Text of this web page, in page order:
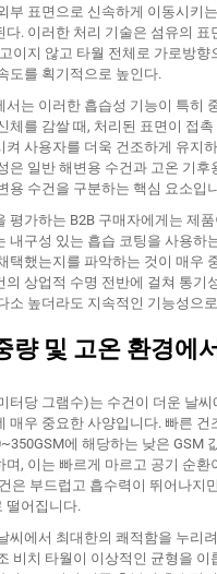
부 표면으로 신속하게 이동시키
다. 이러한 처리 기술은 섬유의 표
이지 않고 타월 전체로 가로방향
도를 획기적으로 높인다.
서는 이러한 흡습성 기능이 특히
체를 감쌀 때, 처리된 표면이 접
켜 사용자를 더욱 건조하게 유지
은 일반 해변용 수건과 고온 기
용 수건을 구분하는 핵심 요소입
평가하는 B2B 구매자에게는 제
내구성 있는 흡습 코팅을 사용하
택했는지를 파악하는 것이 매우
의 상업적 수명 전반에 걸쳐 통기
소 높더라도 지속적인 기능성으
량 및 고온 환경에
터당 그램수)는 수건이 더운 날
매우 중요한 사양입니다. 빠른 건
에 해당하는 낮은 GSM
며, 이는 빠르게 마르고 공기 순환
은 부드럽고 흡수력이 뛰어나지
떨어집니다.
씨에서 최대한의 쾌적함을 누리
비치 타월이 이상적인 균형을 이